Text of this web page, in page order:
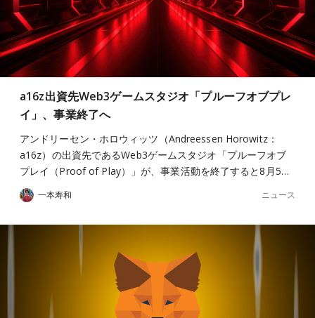
a16z出資先Web3ゲームスタジオ「プルーフオブプレ
イ」、事業終了へ
アンドリーセン・ホロウィッツ（Andreessen Horowitz：
a16z）の出資先であるWeb3ゲームスタジオ「プルーフオブ
プレイ（Proof of Play）」が、事業活動を終了すると8月5…
一本寿和 ニュース